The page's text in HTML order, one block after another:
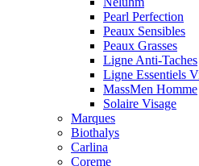
Pearl Perfection
Peaux Sensibles
Peaux Grasses
Ligne Anti-Taches
Ligne Essentiels
MassMen Homme
Solaire Visage
Marques
Biothalys
Carlina
Coreme